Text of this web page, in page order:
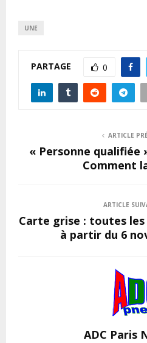
UNE
PARTAGE 0
ARTICLE
« Personne qualifiée
Comment
ARTICLE
Carte grise : toutes
à partir du 6
ADC Paris